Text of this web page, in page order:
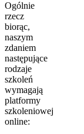
Ogólnie
rzecz
biorąc,
naszym
zdaniem
następujące
rodzaje
szkoleń
wymagają
platformy
szkoleniowej
online: